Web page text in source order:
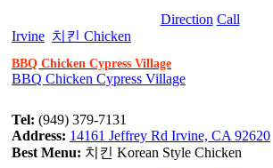
Direction Call
Irvine 치킨 Chicken
BBQ Chicken Cypress Village
BBQ Chicken Cypress Village
Tel: (949) 379-7131
Address: 14161 Jeffrey Rd Irvine, CA 92620
Best Menu: 치킨 Korean Style Chicken